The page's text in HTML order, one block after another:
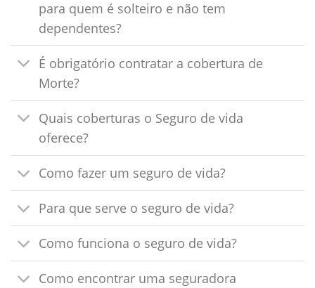
para quem é solteiro e não tem
dependentes?
É obrigatório contratar a cobertura de
Morte?
Quais coberturas o Seguro de vida
oferece?
Como fazer um seguro de vida?
Para que serve o seguro de vida?
Como funciona o seguro de vida?
Como encontrar uma seguradora